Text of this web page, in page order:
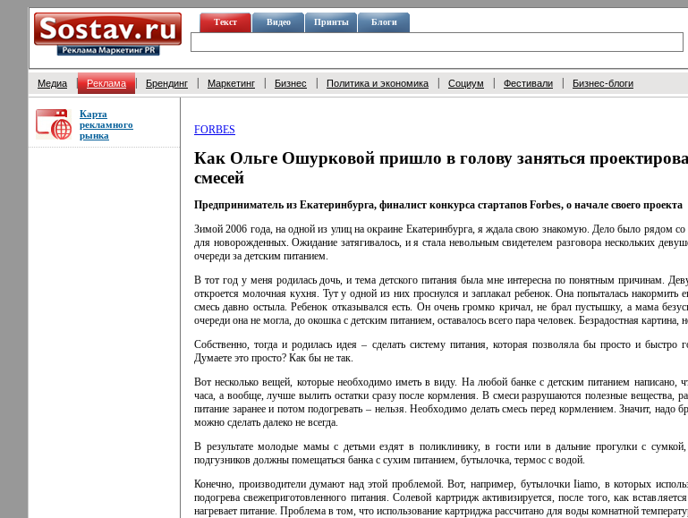
Текст Видео Принты Блоги
Медиа Реклама Брендинг Маркетинг Бизнес Политика и экономика Социум Фестивали Бизнес-блоги
Карта
рекламного
рынка
FORBES
Как Ольге Ошурковой пришло в голову заняться
смесей
Предприниматель из Екатеринбурга, финалист конкурса стартапов Forbes, о начале своего проекта
Зимой 2006 года, на одной из улиц на окраине Екатеринбурга, я ждала свою знакомую. Дело было рядом
для новорожденных. Ожидание затягивалось, и я стала невольным свидетелем разговора нескольких
очереди за детским питанием.
В тот год у меня родилась дочь, и тема детского питания была мне интересна по понятным причинам.
откроется молочная кухня. Тут у одной из них проснулся и заплакал ребенок. Она попыталась
смесь давно остыла. Ребенок отказывался есть. Он очень громко кричал, не брал пустышку, а мама
очереди она не могла, до окошка с детским питанием, оставалось всего пара человек. Безрадостная картина,
Собственно, тогда и родилась идея – сделать систему питания, которая позволяла бы просто и быстро
Думаете это просто? Как бы не так.
Вот несколько вещей, которые необходимо иметь в виду. На любой банке с детским питанием написано,
часа, а вообще, лучше вылить остатки сразу после кормления. В смеси разрушаются полезные вещества,
питание заранее и потом подогревать – нельзя. Необходимо делать смесь перед кормлением. Значит, надо
можно сделать далеко не всегда.
В результате молодые мамы с детьми ездят в поликлинику, в гости или в дальние прогулки с
подгузников должны помещаться банка с сухим питанием, бутылочка, термос с водой.
Конечно, производители думают над этой проблемой. Вот, например, бутылочки Iiamo, в которых
подогрева свежеприготовленного питания. Солевой картридж активизируется, после того, как
нагревает питание. Проблема в том, что использование картриджа рассчитано для воды комнатной